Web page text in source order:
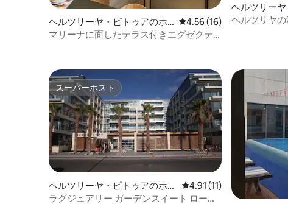
ヘルツリーヤ・ピトゥアのホ
テル客室
レビュー16件、5つ星中
4.56 (16)
マリーナに面したテラス付きエグゼクテ
ヘルツリー
ヘルツリヤ
スーパーホスト
スーパーホスト
ヘルツリーヤ・ピトゥアのホテ
ル客室
レビュー11件、5つ星中
4.91 (11)
ラグジュアリー ガーデンスイート ローズ